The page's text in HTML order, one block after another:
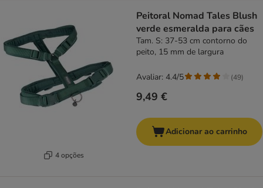
4 opções
Peitoral Nomad Tales Blush
verde esmeralda para cães
Tam. S: 37-53 cm contorno do
peito, 15 mm de largura
9,49 €
Avaliar: 4.4/5 (49)
Adicionar ao carrinho